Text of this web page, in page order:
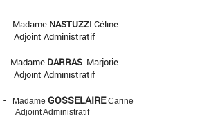
- Madame NASTUZZI Céline
Adjoint Administratif
- Madame DARRAS Marjorie
Adjoint Administratif
-Madame GOSSELAIRECarine
Adjoint Administratif